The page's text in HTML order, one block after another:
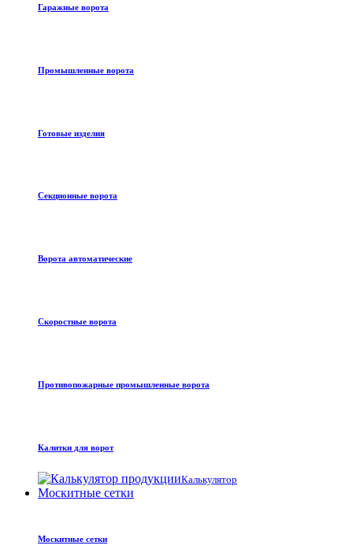
Гаражные ворота
Промышленные ворота
Готовые изделия
Секционные ворота
Ворота автоматические
Скоростные ворота
Противопожарные промышленные ворота
Калитки для ворот
Калькулятор
Москитные сетки
Москитные сетки